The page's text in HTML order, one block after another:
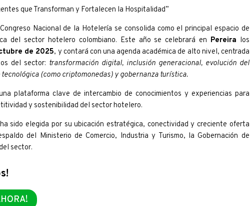
que Transforman y Fortalecen la Hospitalidad”
Nacional de la Hotelería se consolida como el principal espacio de
del sector hotelero colombiano. Este año se celebrará en Pereira los
de 2025, y contará con una agenda académica de alto nivel, centrada
del sector: transformación digital, inclusión generacional, evolución del
tecnológica (como criptomonedas) y gobernanza turística.
plataforma clave de intercambio de conocimientos y experiencias para
y sostenibilidad del sector hotelero.
sido elegida por su ubicación estratégica, conectividad y creciente oferta
del Ministerio de Comercio, Industria y Turismo, la Gobernación de
sector.